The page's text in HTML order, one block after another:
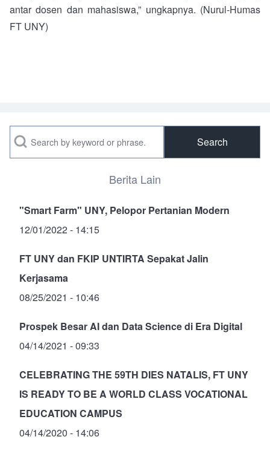
antar dosen dan mahasiswa,” ungkapnya. (Nurul-Humas
FT UNY)
Search
Berita Lain
"Smart Farm" UNY, Pelopor Pertanian Modern
12/01/2022 - 14:15
FT UNY dan FKIP UNTIRTA Sepakat Jalin
Kerjasama
08/25/2021 - 10:46
Prospek Besar AI dan Data Science di Era Digital
04/14/2021 - 09:33
CELEBRATING THE 59TH DIES NATALIS, FT UNY
IS READY TO BE A WORLD CLASS VOCATIONAL
EDUCATION CAMPUS
04/14/2020 - 14:06